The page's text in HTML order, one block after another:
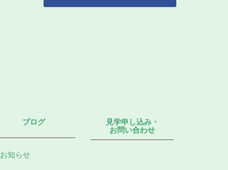
ブログ
お知らせ
見学申し込み・
お問い合わせ